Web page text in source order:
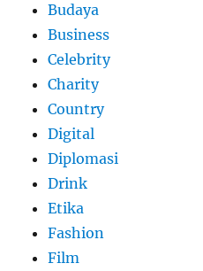
Budaya
Business
Celebrity
Charity
Country
Digital
Diplomasi
Drink
Etika
Fashion
Film